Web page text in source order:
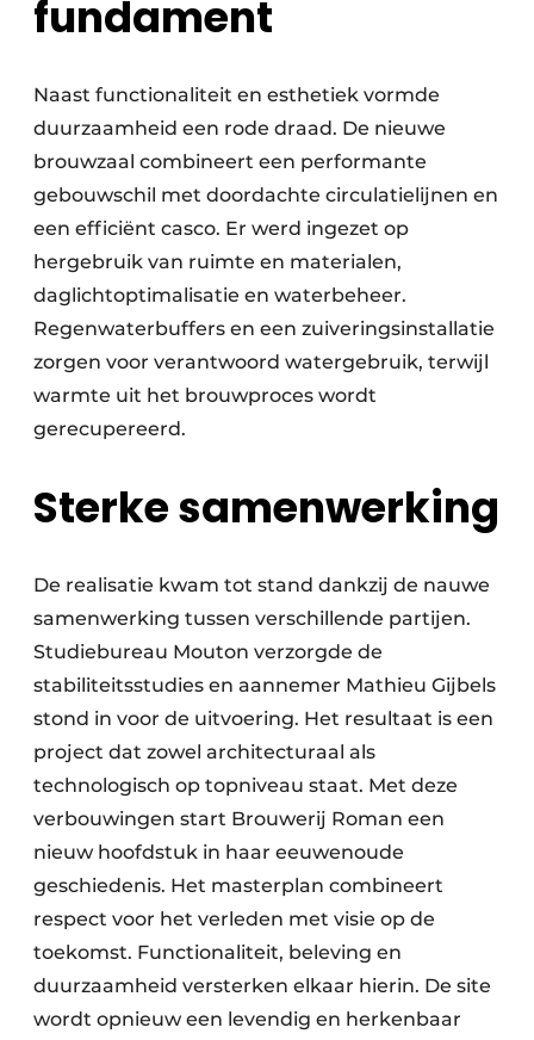
fundament
Naast functionaliteit en esthetiek vormde
duurzaamheid een rode draad. De nieuwe
brouwzaal combineert een performante
gebouwschil met doordachte circulatielijnen en
een efficiënt casco. Er werd ingezet op
hergebruik van ruimte en materialen,
daglichtoptimalisatie en waterbeheer.
Regenwaterbuffers en een zuiveringsinstallatie
zorgen voor verantwoord watergebruik, terwijl
warmte uit het brouwproces wordt
gerecupereerd.
Sterke samenwerking
De realisatie kwam tot stand dankzij de nauwe
samenwerking tussen verschillende partijen.
Studiebureau Mouton verzorgde de
stabiliteitsstudies en aannemer Mathieu Gijbels
stond in voor de uitvoering. Het resultaat is een
project dat zowel architecturaal als
technologisch op topniveau staat. Met deze
verbouwingen start Brouwerij Roman een
nieuw hoofdstuk in haar eeuwenoude
geschiedenis. Het masterplan combineert
respect voor het verleden met visie op de
toekomst. Functionaliteit, beleving en
duurzaamheid versterken elkaar hierin. De site
wordt opnieuw een levendig en herkenbaar